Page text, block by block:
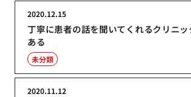
丁寧に患者の話を聞いてくれるクリニ
ある
2020.12.15
未分類
2020.11.12